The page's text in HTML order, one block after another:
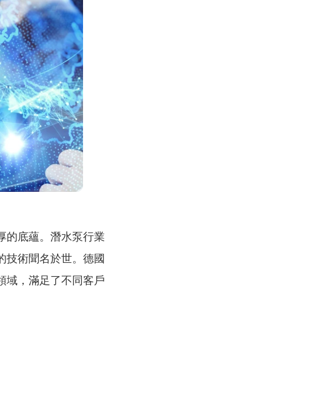
的底蘊。潛水泵行業
技術聞名於世。德國
域，滿足了不同客戶